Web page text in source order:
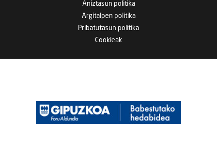
Aniztasun politika
Argitalpen politika
Pribatutasun politika
Cookieak